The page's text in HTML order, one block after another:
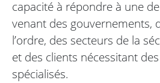
capacité à répondre à une
venant des gouvernements,
l’ordre, des secteurs de la
et des clients nécessitant
spécialisés.